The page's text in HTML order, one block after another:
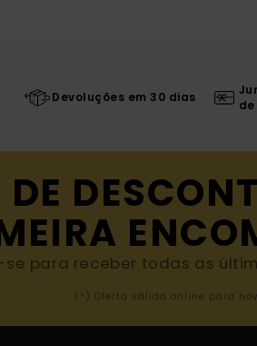
Devoluções em 30 dias
DE
se para receber todas as
(*) Oferta válida online para